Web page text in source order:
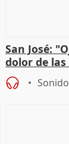
San José:
dolor de las